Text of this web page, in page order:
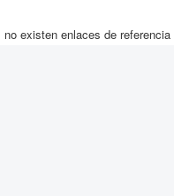
no existen enlaces de referencia